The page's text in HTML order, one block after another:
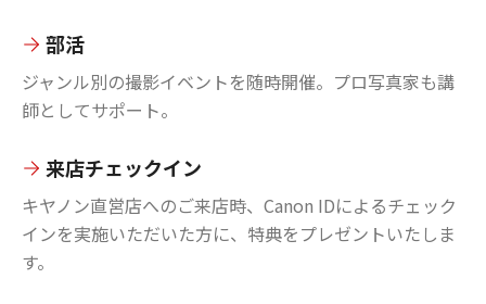
部活
ジャンル別の撮影イベントを随時開催。プロ写真家も講
師としてサポート。
来店チェックイン
キヤノン直営店へのご来店時、Canon IDによるチェック
インを実施いただいた方に、特典をプレゼントいたしま
す。